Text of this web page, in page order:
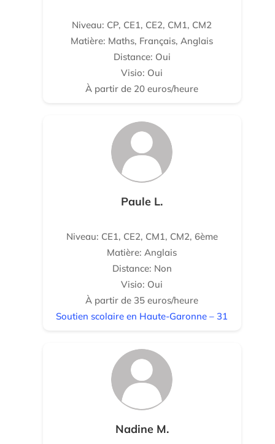
Niveau: CP, CE1, CE2, CM1, CM2
Matière: Maths, Français, Anglais
Distance: Oui
Visio: Oui
À partir de 20 euros/heure
Paule L.
Niveau: CE1, CE2, CM1, CM2, 6ème
Matière: Anglais
Distance: Non
Visio: Oui
À partir de 35 euros/heure
Soutien scolaire en Haute-Garonne – 31
Nadine M.